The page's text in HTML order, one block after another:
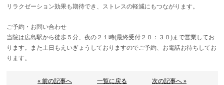
リラクゼーション効果も期待でき、ストレスの軽減にもつながります。
ご予約・お問い合わせ
当院は広島駅から徒歩５分、夜の２１時(最終受付２０：３０)まで営業してお
ります。また土日もえいぎょうしておりますのでご予約、お電話お待ちしてお
ります。
« 前の記事へ 一覧に戻る 次の記事へ »